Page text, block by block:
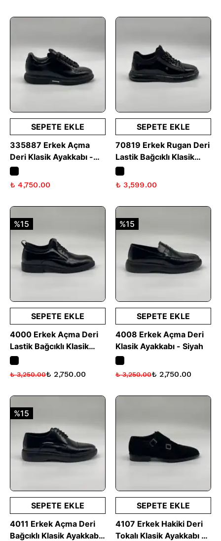
SEPETE EKLE
335887 Erkek Açma
Deri Klasik Ayakkabı -
Siyah
₺ 4,750.00
SEPETE EKLE
70819 Erkek Rugan Deri
Lastik Bağcıklı Klasik
Ayakkabı - Siyah
₺ 3,599.00
%15
SEPETE EKLE
4000 Erkek Açma Deri
Lastik Bağcıklı Klasik
Ayakkabı - Siyah
₺ 3,250.00₺ 2,750.00
%15
SEPETE EKLE
4008 Erkek Açma Deri
Klasik Ayakkabı - Siyah
₺ 3,250.00₺ 2,750.00
%15
SEPETE EKLE
4011 Erkek Açma Deri
Bağcıklı Klasik Ayakkabı
SEPETE EKLE
4107 Erkek Hakiki Deri
Tokalı Klasik Ayakkabı -